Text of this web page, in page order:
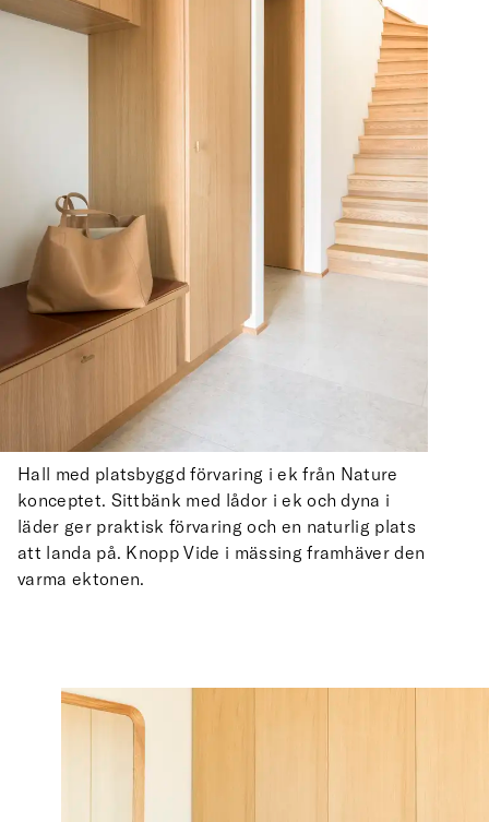
Hall med platsbyggd förvaring i ek från Nature
konceptet. Sittbänk med lådor i ek och dyna i
läder ger praktisk förvaring och en naturlig plats
att landa på. Knopp Vide i mässing framhäver den
varma ektonen.